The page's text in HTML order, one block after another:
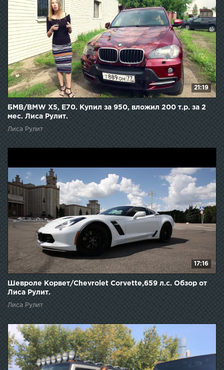
21:19
БМВ/BMW Х5, Е70. Купил за 950, вложил 200 т.р. за 2
мес. Лиса Рулит.
Лиса Рулит
17:16
Шевроле Корвет/Chevrolet Corvette,659 л.с. Обзор от
Лиса Рулит.
Лиса Рулит